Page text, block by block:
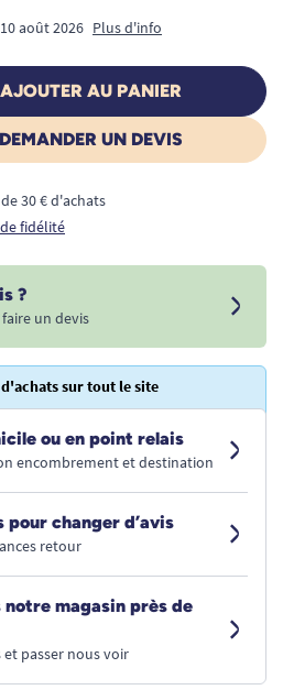
août 2026 Plus d'info
AJOUTER AU PANIER
DEMANDER UN DEVIS
30 € d'achats
fidélité
?
un devis
sur tout le site
ou en point relais
encombrement et destination
pour changer d’avis
retour
notre magasin près de
passer nous voir